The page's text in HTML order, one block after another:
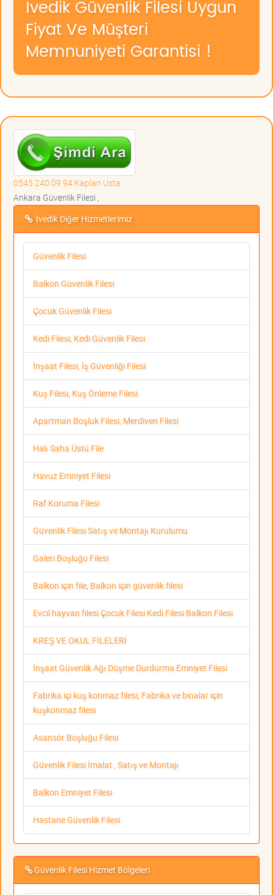
İvedik Güvenlik Filesi Uygun
Fiyat Ve Müşteri
Memnuniyeti Garantisi !
0545 240 09 94 Kaplan Usta
Ankara Güvenlik Filesi ,
İvedik Diğer Hizmetlerimiz
Güvenlik Filesi
Balkon Güvenlik Filesi
Çocuk Güvenlik Filesi
Kedi Filesi, Kedi Güvenlik Filesi
İnşaat Filesi, İş Güvenliği Filesi
Kuş Filesi, Kuş Önleme Filesi
Apartman Boşluk Filesi, Merdiven Filesi
Halı Saha Üstü File
Havuz Emniyet Filesi
Raf Koruma Filesi
Güvenlik Filesi Satış ve Montajı Kurulumu
Galeri Boşluğu Filesi
Balkon için file, Balkon için güvenlik filesi
Evcil hayvan filesi Çocuk Filesi Kedi Filesi Balkon Filesi
KREŞ VE OKUL FİLELERİ
İnşaat Güvenlik Ağı Düşme Durdurma Emniyet Filesi
Fabrika içi kuş konmaz filesi, Fabrika ve binalar için
kuşkonmaz filesi
Asansör Boşluğu Filesi
Güvenlik Filesi İmalat , Satış ve Montajı
Balkon Emniyet Filesi
Hastane Güvenlik Filesi
Güvenlik Filesi Hizmet Bölgeleri